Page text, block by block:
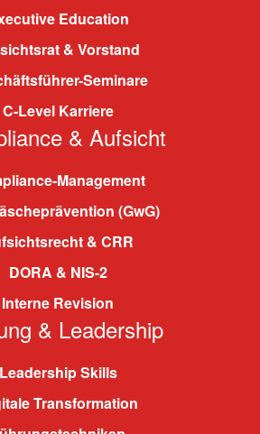
Education
& Vorstand
Seminare
C-Level Karriere
& Aufsicht
Management
(GwG)
& CRR
DORA & NIS-2
Interne Revision
& Leadership
Leadership Skills
Transformation